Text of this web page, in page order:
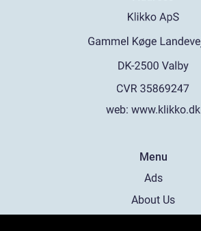
web: www.klikko.dk
Menu
Ads
About Us